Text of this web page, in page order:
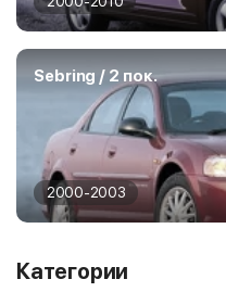
Sebring / 2 пок.
2000-2003
Категории